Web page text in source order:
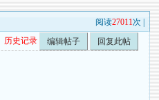
阅读27011次 |
历史记录 编辑帖子 回复此帖